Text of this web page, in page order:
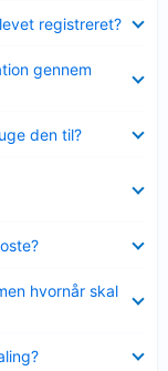
registreret?
gennem
den til?
hvornår skal